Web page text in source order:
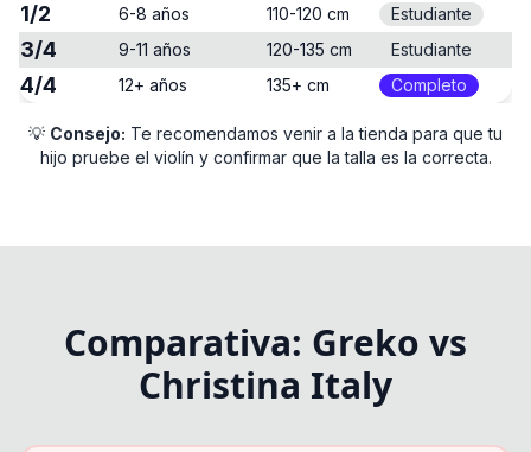
1/2 6-8 años 110-120 cm Estudiante
3/4 9-11 años 120-135 cm Estudiante
4/4 12+ años 135+ cm Completo
💡 Consejo: Te recomendamos venir a la tienda para que tu
hijo pruebe el violín y confirmar que la talla es la correcta.
Comparativa: Greko vs
Christina Italy